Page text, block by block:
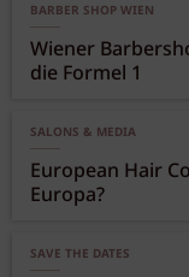
BARBER SHOP WIEN
Wiener
die Formel 1
SALONS & MEDIA
European Hair
Europa?
SAVE THE DATES